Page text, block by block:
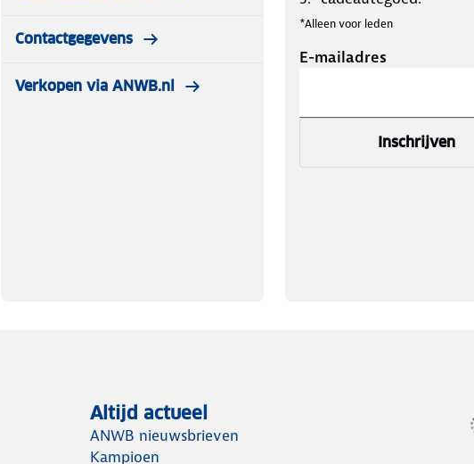
Contactgegevens
Verkopen via ANWB.nl
*Alleen voor leden
E-mailadres
Inschrijven
Altijd actueel
ANWB nieuwsbrieven
Kampioen